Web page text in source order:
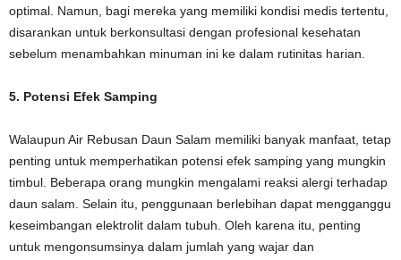
optimal. Namun, bagi mereka yang memiliki kondisi medis tertentu,
disarankan untuk berkonsultasi dengan profesional kesehatan
sebelum menambahkan minuman ini ke dalam rutinitas harian.
5. Potensi Efek Samping
Walaupun Air Rebusan Daun Salam memiliki banyak manfaat, tetap
penting untuk memperhatikan potensi efek samping yang mungkin
timbul. Beberapa orang mungkin mengalami reaksi alergi terhadap
daun salam. Selain itu, penggunaan berlebihan dapat mengganggu
keseimbangan elektrolit dalam tubuh. Oleh karena itu, penting
untuk mengonsumsinya dalam jumlah yang wajar dan